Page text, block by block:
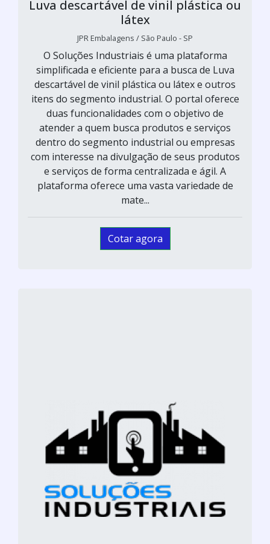
Luva descartável de vinil plástica ou
látex
JPR Embalagens / São Paulo - SP
O Soluções Industriais é uma plataforma
simplificada e eficiente para a busca de Luva
descartável de vinil plástica ou látex e outros
itens do segmento industrial. O portal oferece
duas funcionalidades com o objetivo de
atender a quem busca produtos e serviços
dentro do segmento industrial ou empresas
com interesse na divulgação de seus produtos
e serviços de forma centralizada e ágil. A
plataforma oferece uma vasta variedade de
mate...
Cotar agora